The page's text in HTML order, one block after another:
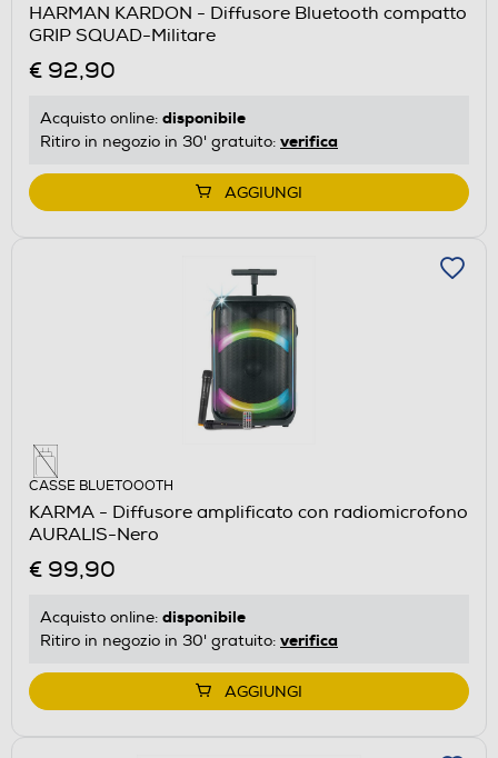
HARMAN KARDON - Diffusore Bluetooth compatto
GRIP SQUAD-Militare
€ 92,90
Acquisto online: disponibile
Ritiro in negozio in 30' gratuito: verifica
AGGIUNGI
CASSE BLUETOOOTH
KARMA - Diffusore amplificato con radiomicrofono
AURALIS-Nero
€ 99,90
Acquisto online: disponibile
Ritiro in negozio in 30' gratuito: verifica
AGGIUNGI